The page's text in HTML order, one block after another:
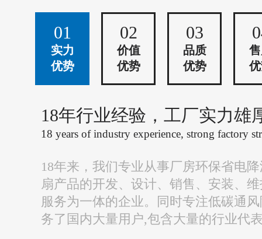
01
实力
优势
02
价值
优势
03
品质
优势
18年行业经验，工厂实力雄
18 years of industry experience, strong factory
18年来，我们专业从事厂房环保省电
扇产品的开发、设计、销售、安装、
服务为一体的企业。同时专注低碳通
务了国内大量用户,包含大量的行业代